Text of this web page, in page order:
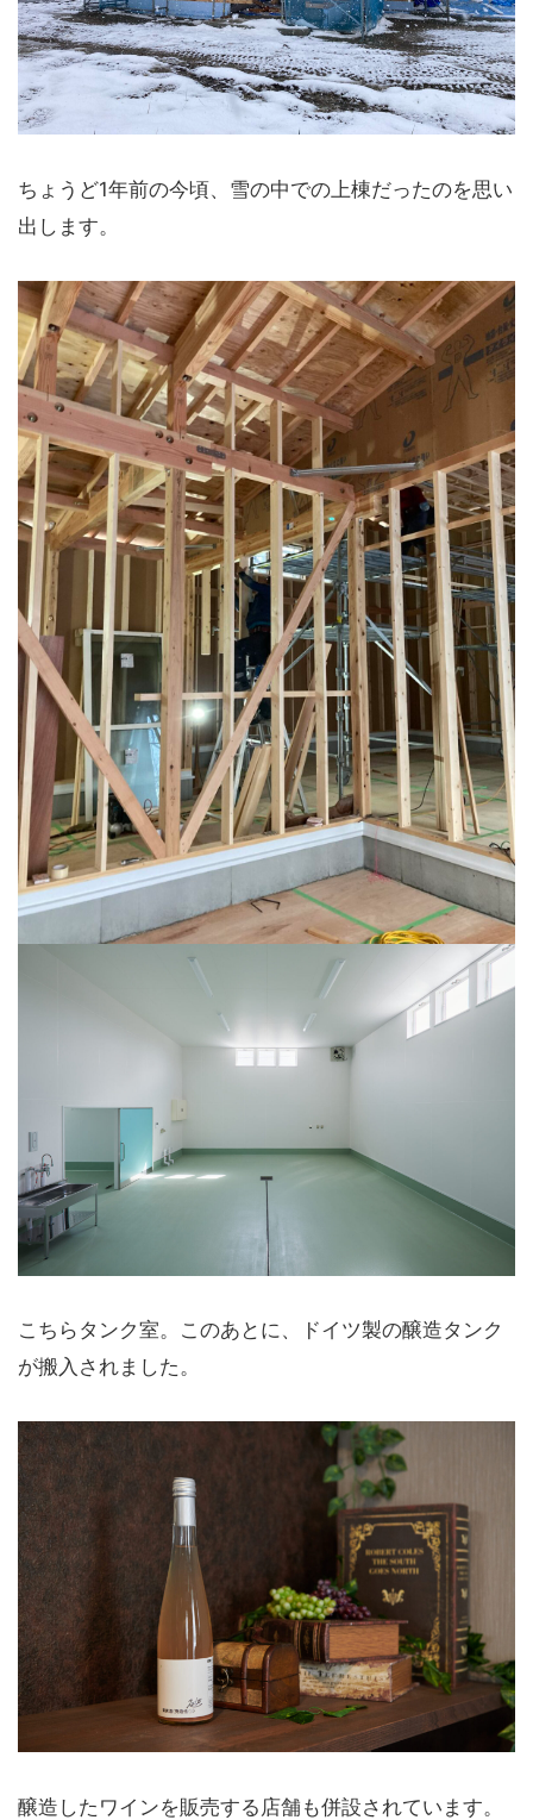
ちょうど1年前の今頃、雪の中での上棟だったのを思い
出します。
こちらタンク室。このあとに、ドイツ製の醸造タンク
が搬入されました。
醸造したワインを販売する店舗も併設されています。